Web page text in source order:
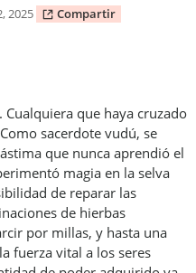
2025 Compartir
que haya cruzado
sacerdote vudú, se
que nunca aprendió el
magia en la selva
de reparar las
de hierbas
por millas, y hasta una
fuerza vital a los seres